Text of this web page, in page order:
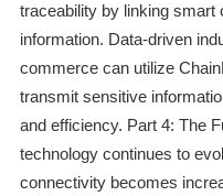
traceability by linking smart
information. Data-driven
commerce can utilize
transmit sensitive
and efficiency. Part 4: The
technology continues to
connectivity becomes